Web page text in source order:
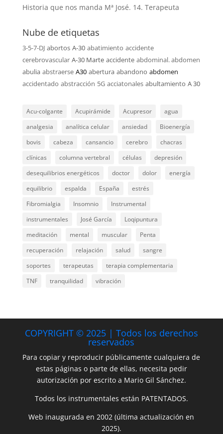
Historia que nos manda Mª José. 14. Terapeuta
Nube de etiquetas
3-5-7-DJ abortos A-30 abatimiento accidente
cerebrovascular A-30 Marte accidente abdominal. abdomen
abulia abstraerse A30 abertura abandono abdomen
accidentado abstracción 5G acciatonales abultamiento A 30
Acu-colgante Acupirámide Acupresor
agua
analgesia
analítica celular ansiedad
Bioenergía
bovis
cabeza cansancio cerebro
chacras
clínicas
columna vertebral células
depresión
desequilibrios energéticos
doctor dolor
energía
equilibrio
espalda España
estrés
Fibromialgia
Insomnio
Instrumental
instrumentales
José García
Loqipuntura
meditación
mental muscular
Penta
recuperación
relajación salud
sangre
soportes
terapeutas
terapia complementaria
TNF
tranquilidad vibración
COPYRIGHT © 2025 | Todos los derechos
reservados
Para copiar y reproducir públicamente cualquiera de
estas páginas o parte de ellas, necesita pedir
autorización por escrito a Mario Gil Sánchez.
Todos los instrumentales están PATENTADOS.
Web inaugurada en 2002 (última actualización en
2025).